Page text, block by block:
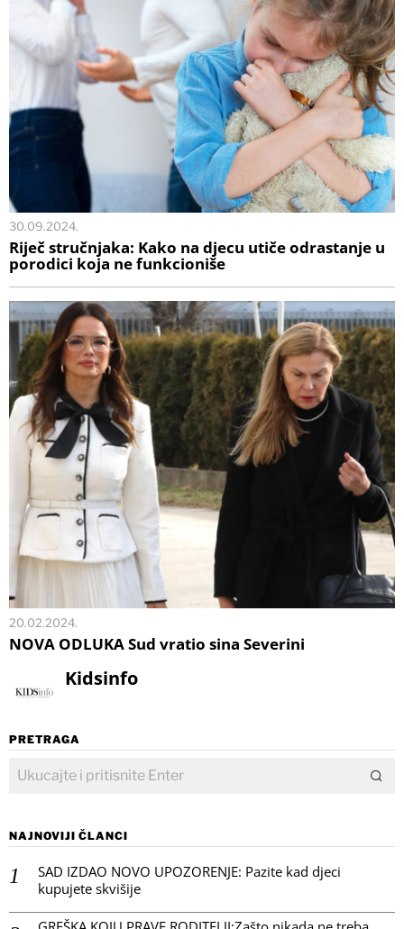
30.09.2024.
Riječ stručnjaka: Kako na djecu utiče odrastanje u
porodici koja ne funkcioniše
20.02.2024.
NOVA ODLUKA Sud vratio sina Severini
Kidsinfo
PRETRAGA
NAJNOVIJI ČLANCI
SAD IZDAO NOVO UPOZORENJE: Pazite kad djeci
kupujete skvišije